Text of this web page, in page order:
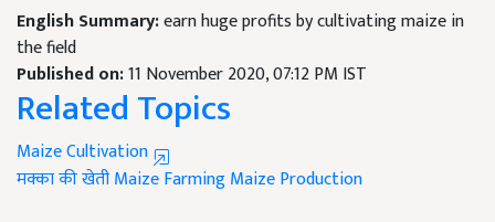
English Summary:earn huge profits by cultivating maize in
the field
Published on:11 November 2020, 07:12 PM IST
Related Topics
Maize Cultivation
मक्का की खेतीMaize FarmingMaize Production